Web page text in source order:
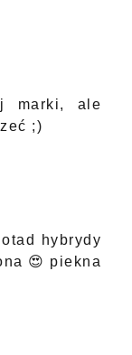
marki, ale
;)
hybrydy
😍 piekna